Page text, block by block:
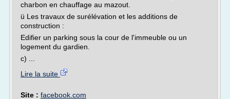
charbon en chauffage au mazout.
ü Les travaux de surélévation et les additions de
construction :
Edifier un parking sous la cour de l'immeuble ou un
logement du gardien.
c) ...
Lire la suite
Site : facebook.com